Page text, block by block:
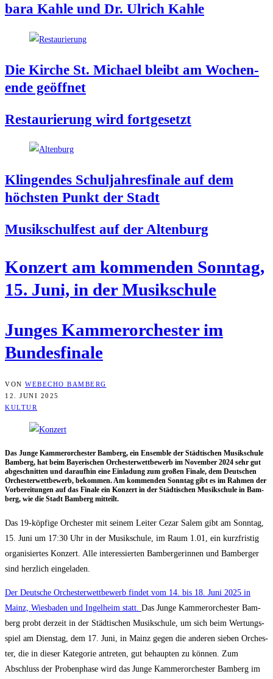
ba­ra Kah­le und Dr. Ulrich Kahle
Die Kir­che St. Micha­el bleibt am Wochen­
en­de geöffnet
Restau­rie­rung wird fortgesetzt
Klin­gen­des Schul­jah­res­fi­na­le auf dem
höchs­ten Punkt der Stadt
Musik­schul­fest auf der Altenburg
Kon­zert am kom­men­den Sonn­tag,
15. Juni, in der Musikschule
Jun­ges Kam­mer­or­ches­ter im
Bundesfinale
VON WEBECHO BAMBERG
12. JUNI 2025
KULTUR
Das Jun­ge Kam­mer­or­ches­ter Bam­berg, ein Ensem­ble der Städ­ti­schen Musik­schu­le
Bam­berg, hat beim Baye­ri­schen Orches­ter­wett­be­werb im Novem­ber 2024 sehr gut
abge­schnit­ten und dar­auf­hin eine Ein­la­dung zum gro­ßen Fina­le, dem Deut­schen
Orches­ter­wett­be­werb, bekom­men. Am kom­men­den Sonn­tag gibt es im Rah­men der
Vor­be­rei­tun­gen auf das Fina­le ein Kon­zert in der Städ­ti­schen Musik­schu­le in Bam­
berg, wie die Stadt Bam­berg mitteilt.
Das 19-köp­fi­ge Orches­ter mit sei­nem Lei­ter Cezar Salem gibt am Sonn­tag,
15. Juni um 17:30 Uhr in der Musik­schu­le, im Raum 1.01, ein kurz­fris­tig
orga­ni­sier­tes Kon­zert. Alle inter­es­sier­ten Bam­ber­ge­rin­nen und Bam­ber­ger
sind herz­lich eingeladen.
Der Deut­sche Orches­ter­wett­be­werb fin­det vom 14. bis 18. Juni 2025 in
Mainz, Wies­ba­den und Ingel­heim statt. Das Jun­ge Kam­mer­or­ches­ter Bam­
berg probt der­zeit in der Städ­ti­schen Musik­schu­le, um sich beim Wer­tungs­
spiel am Diens­tag, dem 17. Juni, in Mainz gegen die ande­ren sie­ben Orches­
ter, die in die­ser Kate­go­rie antre­ten, gut behaup­ten zu kön­nen. Zum
Abschluss der Pro­ben­pha­se wird das Jun­ge Kam­mer­or­ches­ter Bam­berg im